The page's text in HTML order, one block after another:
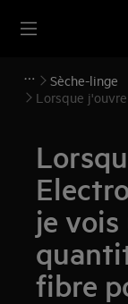
Sèche-linge
Lorsque
je
fibre